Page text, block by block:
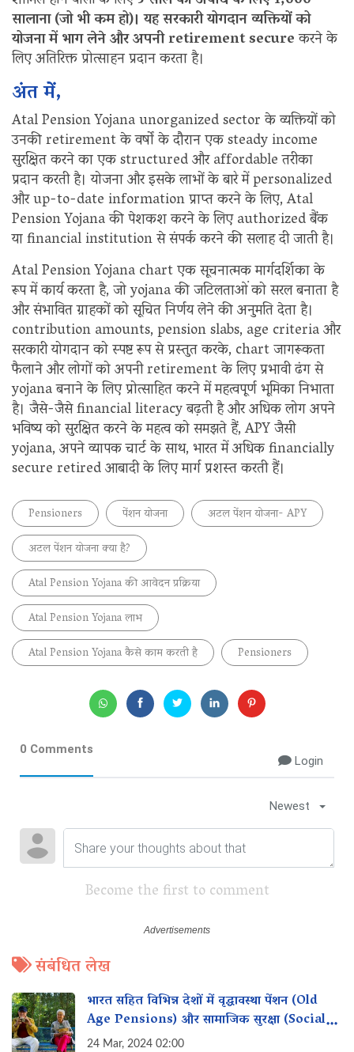
सालाना (जो भी कम हो)। यह सरकारी योगदान व्यक्तियों को
योजना में भाग लेने और अपनी retirement secureकरने के
लिए अतिरिक्त प्रोत्साहन प्रदान करता है।
अंत में,
Atal Pension Yojana unorganized sector के व्यक्तियों को
उनकी retirement के वर्षों के दौरान एक steady income
सुरक्षित करने का एक structured और affordable तरीका
प्रदान करती है। योजना और इसके लाभों के बारे में personalized
और up-to-date information प्राप्त करने के लिए, Atal
Pension Yojana की पेशकश करने के लिए authorized बैंक
या financial institution से संपर्क करने की सलाह दी जाती है।
Atal Pension Yojana chart एक सूचनात्मक मार्गदर्शिका के
रूप में कार्य करता है, जो yojana की जटिलताओं को सरल बनाता है
और संभावित ग्राहकों को सूचित निर्णय लेने की अनुमति देता है।
contribution amounts, pension slabs, age criteria और
सरकारी योगदान को स्पष्ट रूप से प्रस्तुत करके, chart जागरूकता
फैलाने और लोगों को अपनी retirement के लिए प्रभावी ढंग से
yojana बनाने के लिए प्रोत्साहित करने में महत्वपूर्ण भूमिका निभाता
है। जैसे-जैसे financial literacy बढ़ती है और अधिक लोग अपने
भविष्य को सुरक्षित करने के महत्व को समझते हैं, APY जैसी
yojana, अपने व्यापक चार्ट के साथ, भारत में अधिक financially
secure retired आबादी के लिए मार्ग प्रशस्त करती हैं।
Pensioners पेंशन योजना
अटल पेंशन योजना- APY
अटल पेंशन योजना क्या है?
Atal Pension Yojana की आवेदन प्रक्रिया
Atal Pension Yojana लाभ
Atal Pension Yojana कैसे काम करती है
Pensioners
0 Comments
Login
Newest
Become the first to comment
संबंधित लेख
भारत सहित विभिन्न देशों में वृद्धावस्था पेंशन (Old
Age Pensions) और सामाजिक सुरक्षा (Social
Security)
24 Mar, 2024 02:00